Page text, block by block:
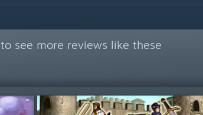
to see more reviews like these